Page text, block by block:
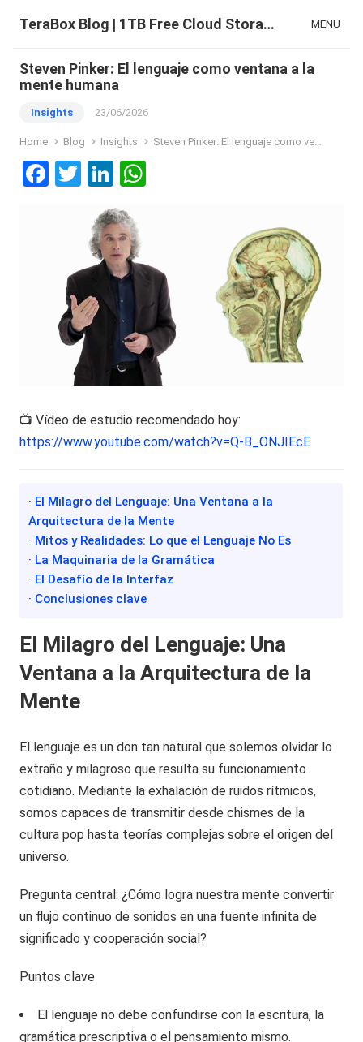
TeraBox Blog | 1TB Free Cloud Storage & All-in-One AI Space MENU
Steven Pinker: El lenguaje como ventana a la
mente humana
Insights 23/06/2026
Home Blog Insights Steven Pinker: El lenguaje como ventana a la mente humana
F
k
T
tt
er
Li
n
ke
dI
n
A
p
p
📺 Vídeo de estudio recomendado hoy:
https://www.youtube.com/watch?v=Q-B_ONJIEcE
· El Milagro del Lenguaje: Una Ventana a la
Arquitectura de la Mente
· Mitos y Realidades: Lo que el Lenguaje No Es
· La Maquinaria de la Gramática
· El Desafío de la Interfaz
· Conclusiones clave
El Milagro del Lenguaje: Una
Ventana a la Arquitectura de la
Mente
El lenguaje es un don tan natural que solemos olvidar lo
extraño y milagroso que resulta su funcionamiento
cotidiano. Mediante la exhalación de ruidos rítmicos,
somos capaces de transmitir desde chismes de la
cultura pop hasta teorías complejas sobre el origen del
universo.
Pregunta central: ¿Cómo logra nuestra mente convertir
un flujo continuo de sonidos en una fuente infinita de
significado y cooperación social?
Puntos clave
El lenguaje no debe confundirse con la escritura, la
gramática prescriptiva o el pensamiento mismo.